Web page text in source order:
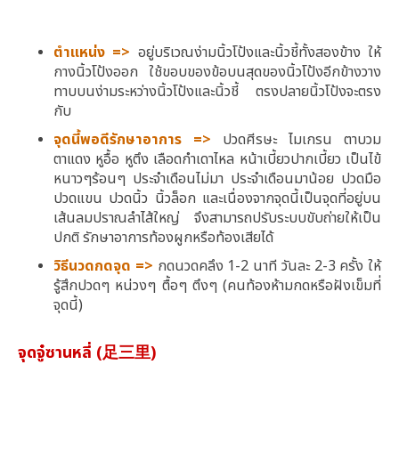
ตำแหน่ง => อยู่บริเวณง่ามนิ้วโป้งและนิ้วชี้ทั้งสองข้าง ให้
กางนิ้วโป้งออก ใช้ขอบของข้อบนสุดของนิ้วโป้งอีกข้างวาง
ทาบบนง่ามระหว่างนิ้วโป้งและนิ้วชี้ ตรงปลายนิ้วโป้งจะตรง
กับ
จุดนี้พอดีรักษาอาการ => ปวดศีรษะ ไมเกรน ตาบวม
ตาแดง หูอื้อ หูตึง เลือดกำเดาไหล หน้าเบี้ยวปากเบี้ยว เป็นไข้
หนาวๆร้อนๆ ประจำเดือนไม่มา ประจำเดือนมาน้อย ปวดมือ
ปวดแขน ปวดนิ้ว นิ้วล็อก และเนื่องจากจุดนี้เป็นจุดที่อยู่บน
เส้นลมปราณลำไส้ใหญ่ จึงสามารถปรับระบบขับถ่ายให้เป็น
ปกติ รักษาอาการท้องผูกหรือท้องเสียได้
วิธีนวดกดจุด => กดนวดคลึง 1-2 นาที วันละ 2-3 ครั้ง ให้
รู้สึกปวดๆ หน่วงๆ ตื้อๆ ตึงๆ (คนท้องห้ามกดหรือฝังเข็มที่
จุดนี้)
จุดจู๋ซานหลี่ (足三里)